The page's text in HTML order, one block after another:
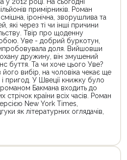
примірників. Роман
іронічна, зворушлива та
які через ті чи інші причини
Твір про щоденну
Уве - добрий буркотун,
доля. Вийшовши
дружину, він змушений
буття. Та чи хоче цього Уве?
вибір, на чоловіка чекає ще
пригод. У Швеції книжку було
романом Бакмана входить до
стрічок країни всіх часів. Роман
New York Times,
як літературних оглядачів,